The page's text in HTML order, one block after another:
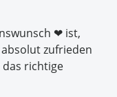
❤ ist,
zufrieden
richtige